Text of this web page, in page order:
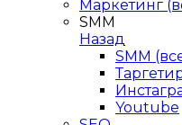
Маркетинг
SMM
Назад
SMM
Youtube